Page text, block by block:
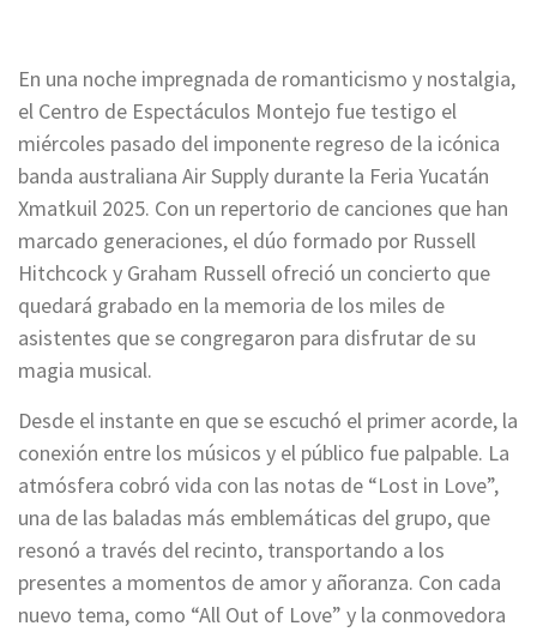
En una noche impregnada de romanticismo y nostalgia,
el Centro de Espectáculos Montejo fue testigo el
miércoles pasado del imponente regreso de la icónica
banda australiana Air Supply durante la Feria Yucatán
Xmatkuil 2025. Con un repertorio de canciones que han
marcado generaciones, el dúo formado por Russell
Hitchcock y Graham Russell ofreció un concierto que
quedará grabado en la memoria de los miles de
asistentes que se congregaron para disfrutar de su
magia musical.
Desde el instante en que se escuchó el primer acorde, la
conexión entre los músicos y el público fue palpable. La
atmósfera cobró vida con las notas de “Lost in Love”,
una de las baladas más emblemáticas del grupo, que
resonó a través del recinto, transportando a los
presentes a momentos de amor y añoranza. Con cada
nuevo tema, como “All Out of Love” y la conmovedora